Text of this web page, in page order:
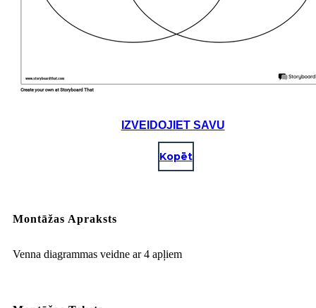
IZVEIDOJIET SAVU
Kopēt
Montāžas Apraksts
Venna diagrammas veidne ar 4 apļiem